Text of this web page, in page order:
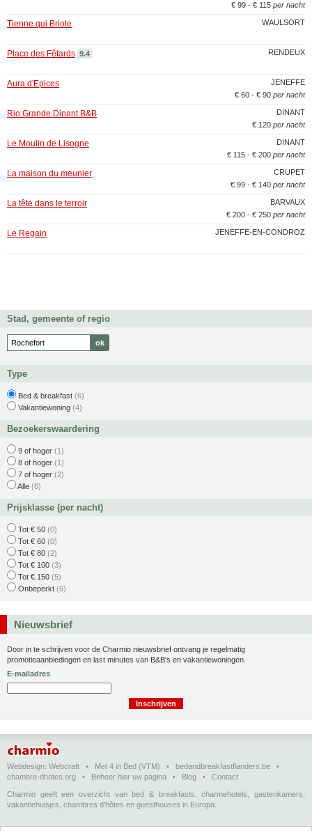
€ 99 - € 115 per nacht
WAULSORT
Tienne qui Briole
RENDEUX
Place des Fêtards 9.4
JENEFFE
Aura d'Epices
€ 60 - € 90 per nacht
DINANT
Rio Grande Dinant B&B
€ 120 per nacht
DINANT
Le Moulin de Lisogne
€ 115 - € 200 per nacht
CRUPET
La maison du meunier
€ 99 - € 140 per nacht
BARVAUX
La tête dans le terroir
€ 200 - € 250 per nacht
JENEFFE-EN-CONDROZ
Le Regain
Stad, gemeente of regio
Type
Bed & breakfast (6)
Vakantiewoning (4)
Bezoekerswaardering
9 of hoger (1)
8 of hoger (1)
7 of hoger (2)
Alle (6)
Prijsklasse (per nacht)
Tot € 50 (0)
Tot € 60 (0)
Tot € 80 (2)
Tot € 100 (3)
Tot € 150 (5)
Onbeperkt (6)
Nieuwsbrief
Door in te schrijven voor de Charmio nieuwsbrief ontvang je regelmatig
promotieaanbiedingen en last minutes van B&B's en vakantiewoningen.
E-mailadres
Webdesign: Webcraft • Met 4 in Bed (VTM) • bedandbreakfastflanders.be •
chambre-dhotes.org • Beheer hier uw pagina • Blog • Contact
Charmio geeft een overzicht van bed & breakfasts, charmehotels, gastenkamers,
vakantiehuisjes, chambres d'hôtes en guesthouses in Europa.
Bed & breakfasts, charmehotels en vakantiehuizen (in het Nederlands)•Chambres